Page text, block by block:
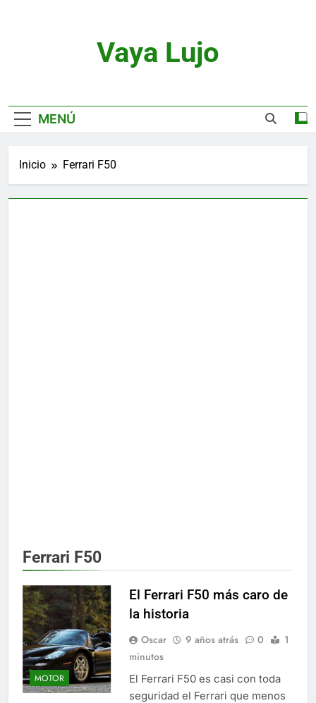
Vaya Lujo
MENÚ
Inicio Ferrari F50
Ferrari F50
MOTOR
El Ferrari F50 más caro de
la historia
Oscar 9 años atrás 0
1
minutos
El Ferrari F50 es casi con toda
seguridad el Ferrari que menos